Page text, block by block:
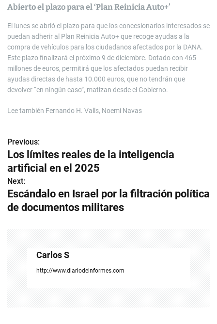
Abierto el plazo para el ‘Plan Reinicia Auto+’
El lunes se abrió el plazo para que los concesionarios interesados se
puedan adherir al Plan Reinicia Auto+ que recoge ayudas a la
compra de vehículos para los ciudadanos afectados por la DANA.
Este plazo finalizará el próximo 9 de diciembre. Dotado con 465
millones de euros, permitirá que los afectados puedan recibir
ayudas directas de hasta 10.000 euros, que no tendrán que
devolver “en ningún caso”, matizan desde el Gobierno.
Lee también Fernando H. Valls, Noemi Navas
N
a
v
e
Previous:
Los límites reales de la inteligencia
artificial en el 2025
Next:
Escándalo en Israel por la filtración política
de documentos militares
Carlos S
http://www.diariodeinformes.com